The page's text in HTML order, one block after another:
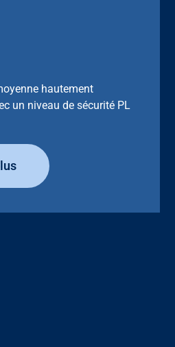
hautement
un niveau de sécurité PL